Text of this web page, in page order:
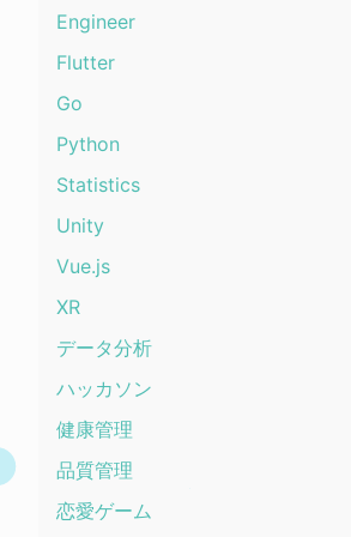
Engineer
Flutter
Go
Python
Statistics
Unity
Vue.js
XR
データ分析
ハッカソン
健康管理
品質管理
恋愛ゲーム